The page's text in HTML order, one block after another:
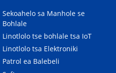
Sekoahelo sa Manhole se
Bohlale
Linotlolo tse bohlale tsa IoT
Linotlolo tsa Elektroniki
Patrol ea Balebeli